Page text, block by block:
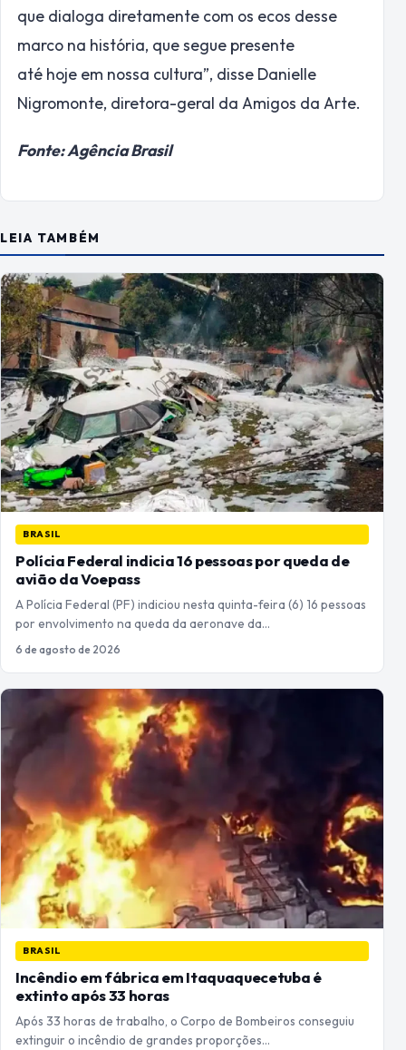
que dialoga diretamente com os ecos desse
marco na história, que segue presente
até hoje em nossa cultura”, disse Danielle
Nigromonte, diretora-geral da Amigos da Arte.
Fonte: Agência Brasil
LEIA TAMBÉM
BRASIL
Polícia Federal indicia 16 pessoas por queda de
avião da Voepass
A Polícia Federal (PF) indiciou nesta quinta-feira (6) 16 pessoas
por envolvimento na queda da aeronave da…
6 de agosto de 2026
BRASIL
Incêndio em fábrica em Itaquaquecetuba é
extinto após 33 horas
Após 33 horas de trabalho, o Corpo de Bombeiros conseguiu
extinguir o incêndio de grandes proporções…